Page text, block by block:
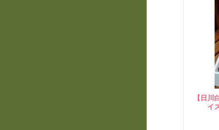
【日
イ